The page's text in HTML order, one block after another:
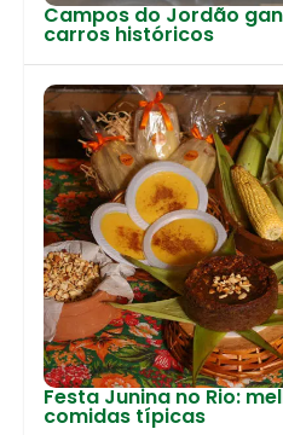
Campos do Jordão
carros históricos
Festa Junina no Rio:
comidas típicas